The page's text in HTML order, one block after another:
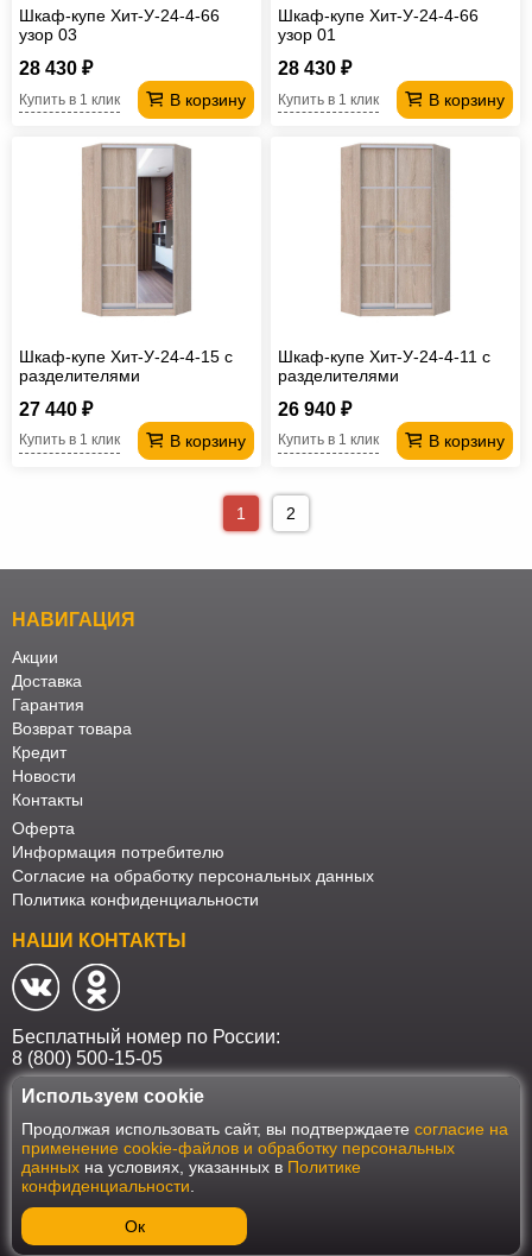
Шкаф-купе Хит-У-24-4-66
узор 03
28 430 ₽
В корзину
Купить в 1 клик
Шкаф-купе Хит-У-24-4-66
узор 01
28 430 ₽
В корзину
Купить в 1 клик
Шкаф-купе Хит-У-24-4-15 с
разделителями
27 440 ₽
В корзину
Купить в 1 клик
Шкаф-купе Хит-У-24-4-11 с
разделителями
26 940 ₽
В корзину
Купить в 1 клик
1 2
НАВИГАЦИЯ
Акции
Доставка
Гарантия
Возврат товара
Кредит
Новости
Контакты
Оферта
Информация потребителю
Согласие на обработку персональных данных
Политика конфиденциальности
НАШИ КОНТАКТЫ
Бесплатный номер по России:
8 (800) 500-15-05
Наш интернет-магазин работает в соответствии с требованиями
Федерального закона от 27 июля 2006 года №152-ФЗ "О персональных
данных". Оформить заказ на сайте Мебеласка возможно только при
наличии согласия на обработку Ваших персональных данных. Для
улучшения работы сайта и его взаимодействия с пользователями мы
используем файлы cookie. Продолжая пользоваться сайтом, вы
соглашаетесь с использованием cookie.
Используем cookie
Продолжая использовать сайт, вы подтверждаете согласие на
применение cookie-файлов и обработку персональных
данных на условиях, указанных в Политике
конфиденциальности
Ок